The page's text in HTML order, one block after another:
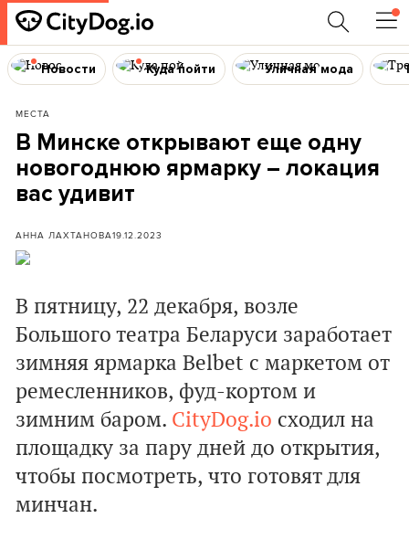
Новости Куда пойти Уличная мода
МЕСТА
В Минске открывают еще одну
новогоднюю ярмарку – локация
вас удивит
АННА ЛАХТАНОВА19.12.2023
В пятницу, 22 декабря, возле
Большого театра Беларуси заработает
зимняя ярмарка Belbet с маркетом от
ремесленников, фуд-кортом и
зимним баром. CityDog.io сходил на
площадку за пару дней до открытия,
чтобы посмотреть, что готовят для
минчан.